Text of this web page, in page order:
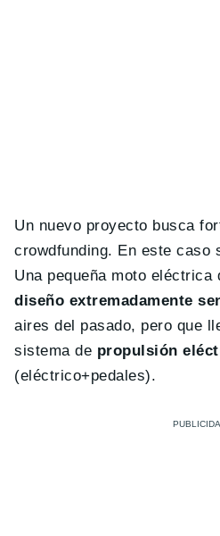
Un nuevo proyecto busca
crowdfunding. En este caso
Una pequeña moto eléctrica
diseño extremadamente
aires del pasado, pero que
sistema de propulsión
(eléctrico+pedales).